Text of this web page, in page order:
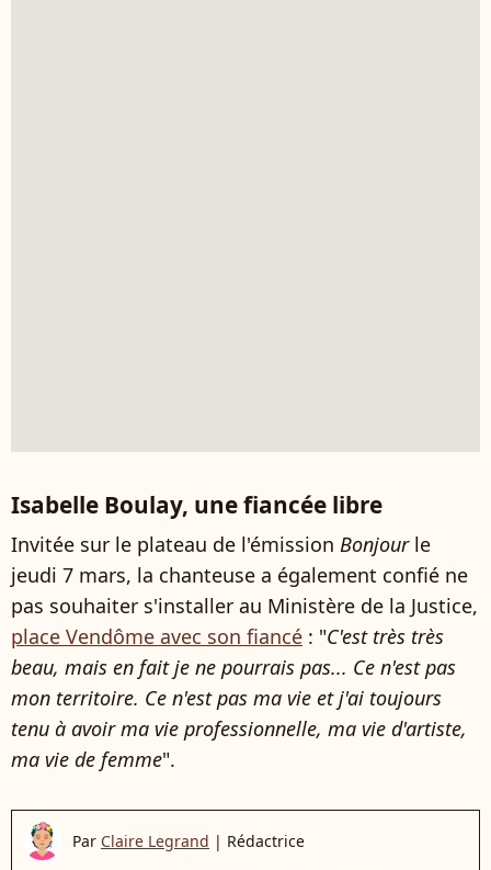
Isabelle Boulay, une fiancée libre
Invitée sur le plateau de l'émission Bonjourle
jeudi 7 mars, la chanteuse a également confié ne
pas souhaiter s'installer au Ministère de la Justice,
place Vendôme avec son fiancé : "C'est très très
beau, mais en fait je ne pourrais pas... Ce n'est pas
mon territoire. Ce n'est pas ma vie et j'ai toujours
tenu à avoir ma vie professionnelle, ma vie d'artiste,
ma vie de femme".
Par Claire Legrand | Rédactrice